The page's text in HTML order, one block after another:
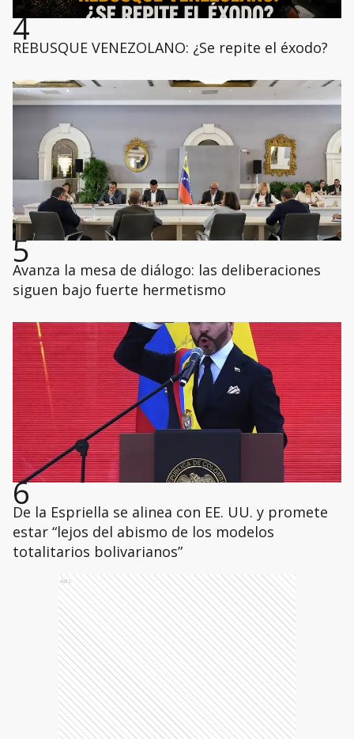
4
REBUSQUE VENEZOLANO: ¿Se repite el éxodo?
5
Avanza la mesa de diálogo: las deliberaciones
siguen bajo fuerte hermetismo
6
De la Espriella se alinea con EE. UU. y promete
estar “lejos del abismo de los modelos
totalitarios bolivarianos”
Ads